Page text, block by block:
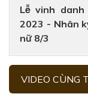
Lễ vinh
2023 - Nhân
nữ 8/3
VIDEO CÙNG